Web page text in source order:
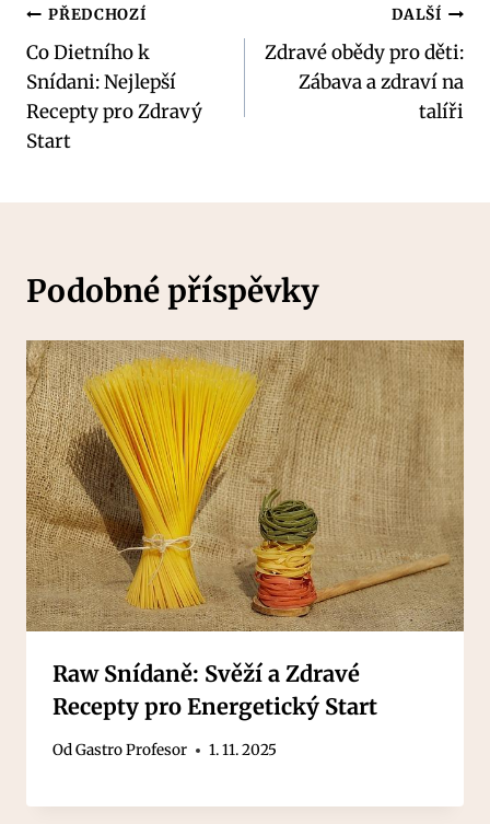
Navigace
pro
příspěvek
PŘEDCHOZÍ
Co Dietního k
Snídani: Nejlepší
Recepty pro Zdravý
Start
DALŠÍ
Zdravé obědy pro děti:
Zábava a zdraví na
talíři
Podobné příspěvky
Raw Snídaně: Svěží a Zdravé
Recepty pro Energetický Start
OdGastro Profesor 1. 11. 2025